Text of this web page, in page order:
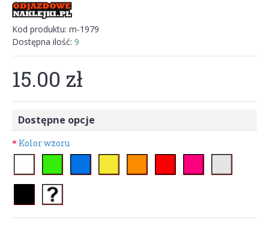
Kod produktu: m-1979
Dostępna ilość: 9
15.00 zł
Dostępne opcje
Kolor wzoru